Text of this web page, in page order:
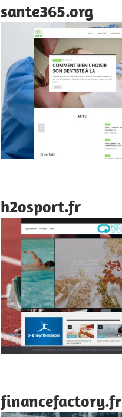
sante365.org
h2osport.fr
financefactory.fr